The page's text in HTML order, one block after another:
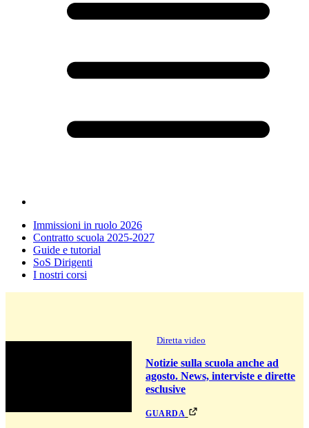
Immissioni in ruolo 2026
Contratto scuola 2025-2027
Guide e tutorial
SoS Dirigenti
I nostri corsi
Diretta video
Notizie sulla scuola anche ad
agosto. News, interviste e dirette
esclusive
guarda